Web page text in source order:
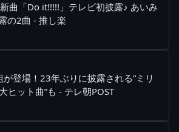
新曲「Do it!!!!!」テレビ初披露♪ あいみ
の2曲 - 推し楽
が登場！23年ぶりに披露される“ミリ
ヒット曲”も - テレ朝POST